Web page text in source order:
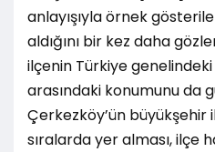
anlayışıyla örnek
aldığını bir kez daha
ilçenin Türkiye
arasındaki konumunu da
Çerkezköy’ün büyükşehir
sıralarda yer alması, ilçe